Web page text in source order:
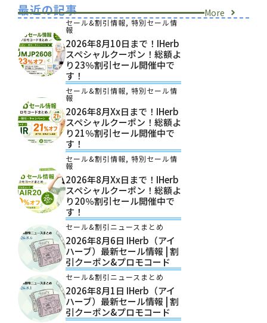
最近の記事 More
セール&割引情報, 特別セール情
報
2026年8月10日まで！iHerb
スペシャルクーポン！総額よ
り23％割引セール開催中で
す！
セール&割引情報, 特別セール情
報
2026年8月xx日まで！iHerb
スペシャルクーポン！総額よ
り21％割引セール開催中で
す！
セール&割引情報, 特別セール情
報
2026年8月xx日まで！iHerb
スペシャルクーポン！総額よ
り20％割引セール開催中で
す！
セール&割引ニュースまとめ
2026年8月6日 IHerb（アイ
ハーブ）最新セール情報 | 割
引クーポン&プロモコード
セール&割引ニュースまとめ
2026年8月1日 IHerb（アイ
ハーブ）最新セール情報 | 割
引クーポン&プロモコード